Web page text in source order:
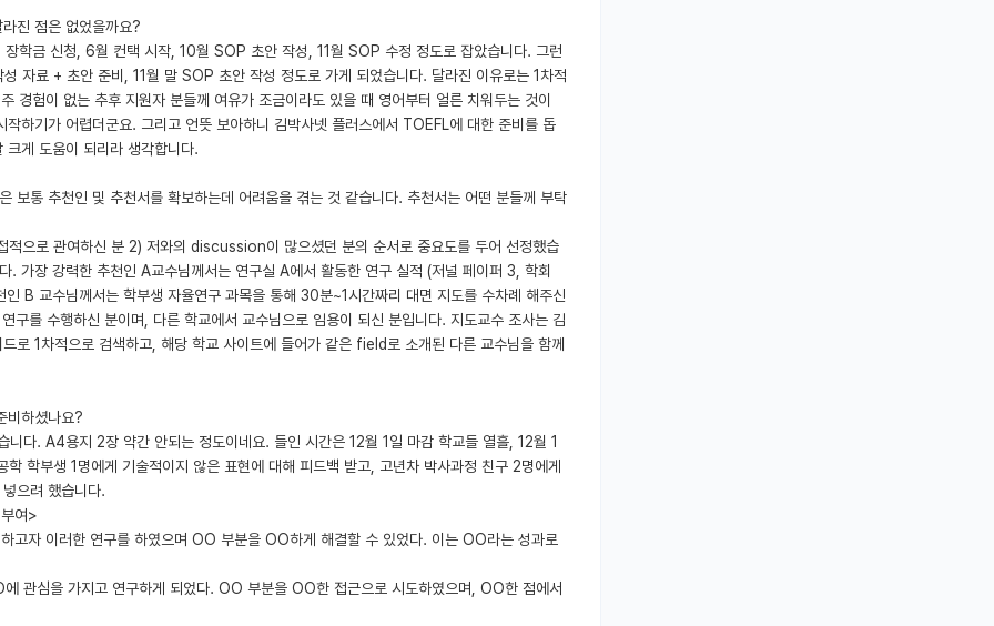
진 점은 없었을까요?
학금 신청, 6월 컨택 시작, 10월 SOP 초안 작성, 11월 SOP 수정 정도로 잡았습니다. 그런
자료 + 초안 준비, 11월 말 SOP 초안 작성 정도로 가게 되었습니다. 달라진 이유로는 1차적
경험이 없는 추후 지원자 분들께 여유가 조금이라도 있을 때 영어부터 얼른 치워두는 것이
하기가 어렵더군요. 그리고 언뜻 보아하니 김박사넷 플러스에서 TOEFL에 대한 준비를 돕
게 도움이 되리라 생각합니다.
보통 추천인 및 추천서를 확보하는데 어려움을 겪는 것 같습니다. 추천서는 어떤 분들께 부탁
적으로 관여하신 분 2) 저와의 discussion이 많으셨던 분의 순서로 중요도를 두어 선정했습
. 가장 강력한 추천인 A교수님께서는 연구실 A에서 활동한 연구 실적 (저널 페이퍼 3, 학회
B 교수님께서는 학부생 자율연구 과목을 통해 30분~1시간짜리 대면 지도를 수차례 해주신
구를 수행하신 분이며, 다른 학교에서 교수님으로 임용이 되신 분입니다. 지도교수 조사는 김
로 1차적으로 검색하고, 해당 학교 사이트에 들어가 같은 field로 소개된 다른 교수님을 함께
비하셨나요?
다. A4용지 2장 약간 안되는 정도이네요. 들인 시간은 12월 1일 마감 학교들 열흘, 12월 1
학부생 1명에게 기술적이지 않은 표현에 대해 피드백 받고, 고년차 박사과정 친구 2명에게
으려 했습니다.
여>
자 이러한 연구를 하였으며 OO 부분을 OO하게 해결할 수 있었다. 이는 OO라는 성과로
관심을 가지고 연구하게 되었다. OO 부분을 OO한 접근으로 시도하였으며, OO한 점에서